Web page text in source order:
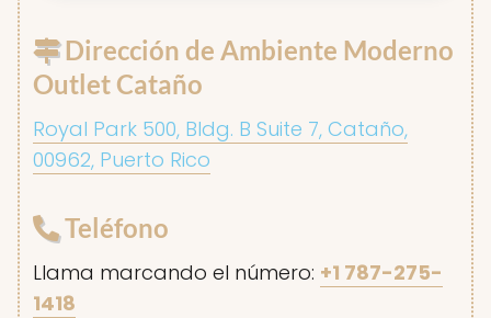
Dirección de Ambiente Moderno
Outlet Cataño
Royal Park 500, Bldg. B Suite 7, Cataño,
00962, Puerto Rico
Teléfono
Llama marcando el número: +1 787-275-
1418